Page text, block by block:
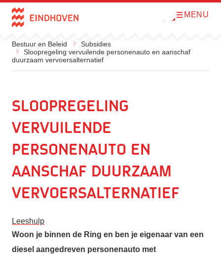
Direct naar de inhoud
O
e
MENU
Bestuur en Beleid
Subsidies
Sloopregeling vervuilende personenauto en aanschaf
duurzaam vervoersalternatief
Sloopregeling
vervuilende
personenauto en
aanschaf duurzaam
vervoersalternatief
Leeshulp
Woon je binnen de Ring en ben je eigenaar van een
diesel aangedreven personenauto met